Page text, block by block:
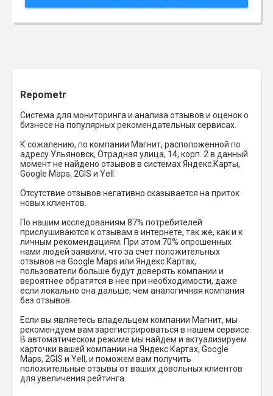
Repometr
Система для мониторинга и анализа отзывов и оценок о
бизнесе на популярных рекомендательных сервисах.
К сожалению, по компании Магнит, расположенной по
адресу Ульяновск, Отрадная улица, 14, корп. 2 в данный
момент не найдено отзывов в системах Яндекс.Карты,
Google Maps, 2GIS и Yell.
Отсутствие отзывов негативно сказывается на приток
новых клиентов.
По нашим исследованиям 87% потребителей
прислушиваются к отзывам в интернете, так же, как и к
личным рекомендациям. При этом 70% опрошенных
нами людей заявили, что за счет положительных
отзывов на Google Maps или Яндекс.Картах,
пользователи больше будут доверять компании и
вероятнее обратятся в нее при необходимости, даже
если локально она дальше, чем аналогичная компания
без отзывов.
Если вы являетесь владельцем компании Магнит, мы
рекомендуем вам зарегистрироваться в нашем сервисе.
В автоматическом режиме мы найдем и актуализируем
карточки вашей компании на Яндекс Картах, Google
Maps, 2GIS и Yell, и поможем вам получить
положительные отзывы от ваших довольных клиентов
для увеличения рейтинга.